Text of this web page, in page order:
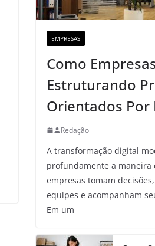
EMPRESAS
Como
Estruturando
Orientados Por
Redação
A transformação digital
profundamente a maneira
empresas tomam
equipes e acompanham
Em um